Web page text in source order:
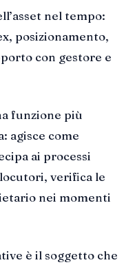
nel tempo:
posizionamento,
con gestore e
funzione più
agisce come
ai processi
verifica le
nei momenti
è il soggetto che